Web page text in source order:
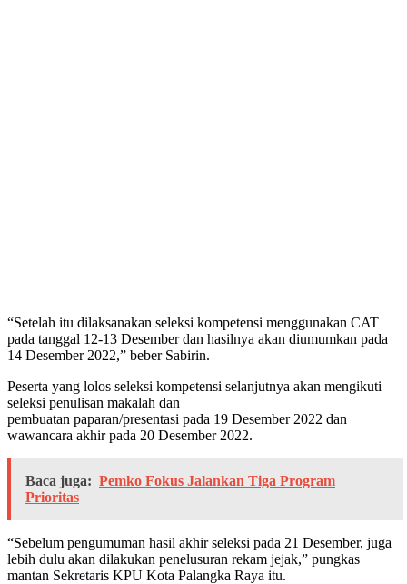
“Setelah itu dilaksanakan seleksi kompetensi menggunakan CAT
pada tanggal 12-13 Desember dan hasilnya akan diumumkan pada
14 Desember 2022,” beber Sabirin.
Peserta yang lolos seleksi kompetensi selanjutnya akan mengikuti
seleksi penulisan makalah dan
pembuatan paparan/presentasi pada 19 Desember 2022 dan
wawancara akhir pada 20 Desember 2022.
Baca juga: Pemko Fokus Jalankan Tiga Program
Prioritas
“Sebelum pengumuman hasil akhir seleksi pada 21 Desember, juga
lebih dulu akan dilakukan penelusuran rekam jejak,” pungkas
mantan Sekretaris KPU Kota Palangka Raya itu.